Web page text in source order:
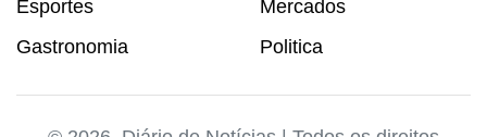
Esportes
Gastronomia
Mercados
Politica